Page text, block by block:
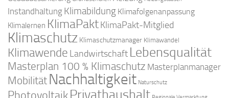
Instandhaltung Klimabildung Klimafolgenanpassung
Klimalernen KlimaPaktKlimaPakt-Mitglied
Klimaschutz Klimaschutzmanager Klimawandel
Klimawende Landwirtschaft Lebensqualität
Masterplan 100 % Klimaschutz Masterplanmanager
Mobilität Nachhaltigkeit Naturschutz
Privathaushalt